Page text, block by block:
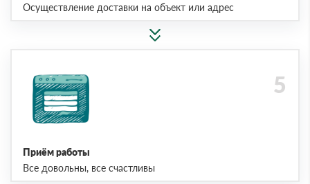
Осуществление доставки на объект или адрес
Приём работы
Все довольны, все счастливы